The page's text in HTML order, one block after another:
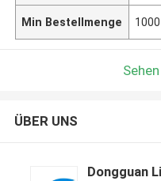
Min Bestellmenge
ÜBER UNS
Dongguan